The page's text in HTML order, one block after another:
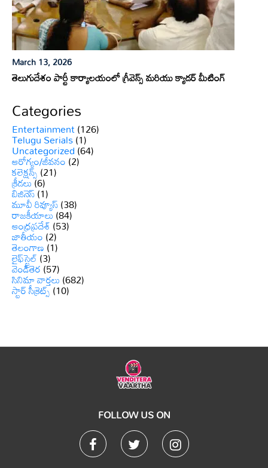
March 13, 2026
తెలుగుదేశం పార్టీ కార్యాలయంలో గ్రీవెన్స్ మరియు క్యాడర్ మీటింగ్
Categories
Entertainment(126)
Telugu Serials(1)
Uncategorized(64)
ఆరోగ్యం/జీవనం(2)
కలెక్షన్స్(21)
క్రీడలు(6)
బిజినెస్(1)
మూవీ రివ్యూస్(38)
రాజకీయాలు(84)
ఆంధ్రప్రదేశ్(53)
జాతీయం(2)
తెలంగాణ(1)
లైఫ్‌స్టైల్(3)
వెండితెర(57)
సినిమా వార్తలు(682)
స్టార్ సీక్రెట్స్(10)
FOLLOW US ON